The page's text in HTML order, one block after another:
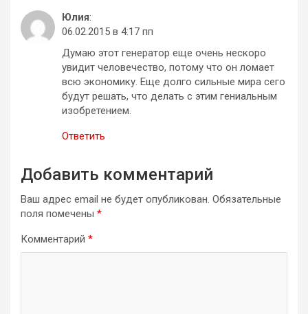
Юлия:
06.02.2015 в 4:17 пп
Думаю этот генератор еще очень нескоро
увидит человечество, потому что он ломает
всю экономику. Еще долго сильные мира сего
будут решать, что делать с этим гениальным
изобретением.
Ответить
Добавить комментарий
Ваш адрес email не будет опубликован. Обязательные
поля помечены *
Комментарий *